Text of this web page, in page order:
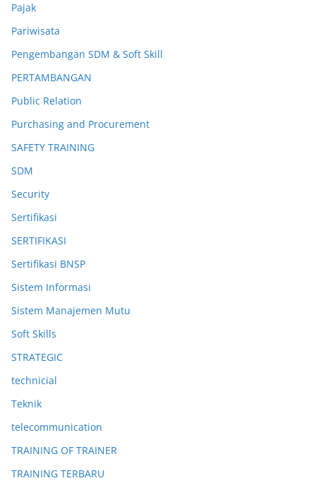
Pajak
Pariwisata
Pengembangan SDM & Soft Skill
PERTAMBANGAN
Public Relation
Purchasing and Procurement
SAFETY TRAINING
SDM
Security
Sertifikasi
SERTIFIKASI
Sertifikasi BNSP
Sistem Informasi
Sistem Manajemen Mutu
Soft Skills
STRATEGIC
technicial
Teknik
telecommunication
TRAINING OF TRAINER
TRAINING TERBARU